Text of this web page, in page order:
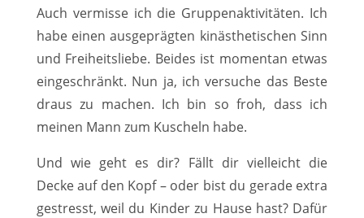
Auch vermisse ich die Gruppenaktivitäten. Ich
habe einen ausgeprägten kinästhetischen Sinn
und Freiheitsliebe. Beides ist momentan etwas
eingeschränkt. Nun ja, ich versuche das Beste
draus zu machen. Ich bin so froh, dass ich
meinen Mann zum Kuscheln habe.
Und wie geht es dir? Fällt dir vielleicht die
Decke auf den Kopf – oder bist du gerade extra
gestresst, weil du Kinder zu Hause hast? Dafür